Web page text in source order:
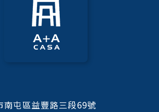
南屯區益豐路三段69號